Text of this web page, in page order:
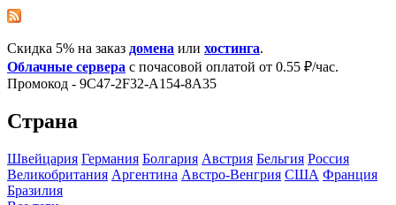
Скидка 5% на заказ домена или хостинга.
Облачные сервера с почасовой оплатой от 0.55 ₽/час.
Промокод - 9C47-2F32-A154-8A35
Страна
Швейцария Германия Болгария Австрия Бельгия Росcия
Великобритания Аргентина Австро-Венгрия США Франция
Бразилия